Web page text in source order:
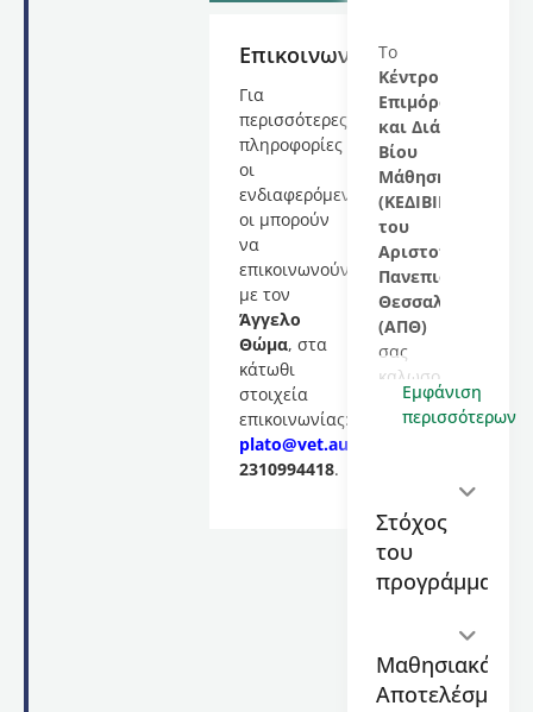
Επικοινωνία
Για
περισσότερες
πληροφορίες
οι
ενδιαφερόμενες/
οι μπορούν
να
επικοινωνούν
με τον
Άγγελο
Θώμα, στα
κάτωθι
στοιχεία
επικοινωνίας:
plato@vet.auth.gr
2310994418.
Το
Κέντρο
Επιμόρφωσης
και Διά
Βίου
Μάθησης
(ΚΕΔΙΒΙΜ)
του
Αριστοτελείου
Πανεπιστημίου
Θεσσαλονίκης
(ΑΠΘ)
σας
καλωσορίζει
στο
εκπαιδευτικό
“Μετεκπαίδευση
στην
Οφθαλμολογία
των
(Παθήσεις
και
Χειρουργική
Εμφάνιση
περισσότερων
Στόχος
του
προγράμματος
Μαθησιακά
Αποτελέσματα